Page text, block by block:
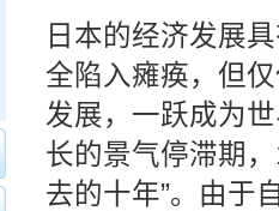
日本的经济发展
全陷入瘫痪，但
发展，一跃成为
长的景气停滞期
去的十年”。由于